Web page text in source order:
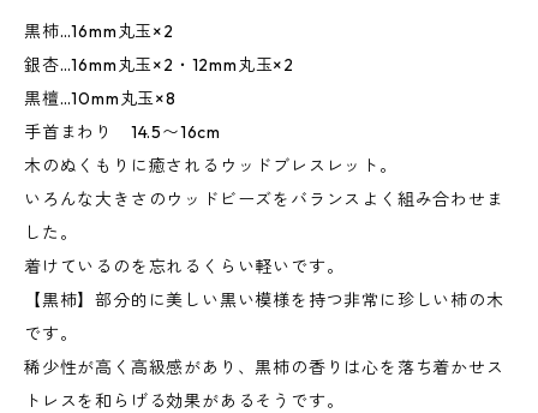
黒柿…16mm丸玉×2
銀杏…16mm丸玉×2・12mm丸玉×2
黒檀…10mm丸玉×8
手首まわり 14.5〜16cm
木のぬくもりに癒されるウッドブレスレット。
いろんな大きさのウッドビーズをバランスよく組み合わせま
した。
着けているのを忘れるくらい軽いです。
【黒柿】部分的に美しい黒い模様を持つ非常に珍しい柿の木
です。
稀少性が高く高級感があり、黒柿の香りは心を落ち着かせス
トレスを和らげる効果があるそうです。